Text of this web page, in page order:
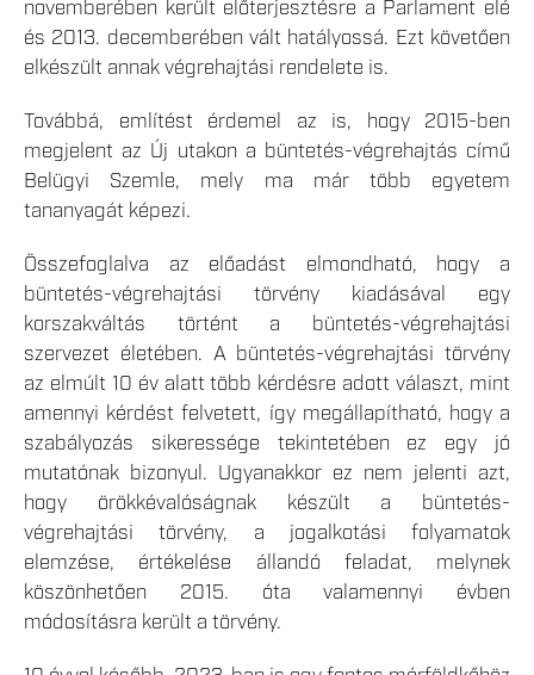
novemberében került előterjesztésre a Parlament elé
és 2013. decemberében vált hatályossá. Ezt követően
elkészült annak végrehajtási rendelete is.
Továbbá, említést érdemel az is, hogy 2015-ben
megjelent az Új utakon a büntetés-végrehajtás című
Belügyi Szemle, mely ma már több egyetem
tananyagát képezi.
Összefoglalva az előadást elmondható, hogy a
büntetés-végrehajtási törvény kiadásával egy
korszakváltás történt a büntetés-végrehajtási
szervezet életében. A büntetés-végrehajtási törvény
az elmúlt 10 év alatt több kérdésre adott választ, mint
amennyi kérdést felvetett, így megállapítható, hogy a
szabályozás sikeressége tekintetében ez egy jó
mutatónak bizonyul. Ugyanakkor ez nem jelenti azt,
hogy örökkévalóságnak készült a büntetés-
végrehajtási törvény, a jogalkotási folyamatok
elemzése, értékelése állandó feladat, melynek
köszönhetően 2015. óta valamennyi évben
módosításra került a törvény.